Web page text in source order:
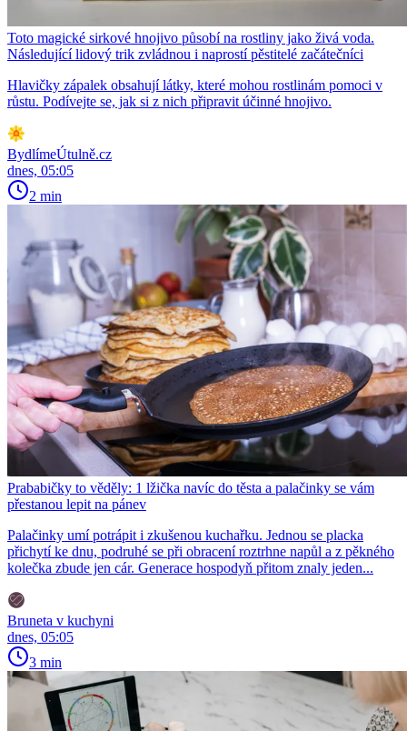
Toto magické sirkové hnojivo působí na rostliny jako živá voda.
Následující lidový trik zvládnou i naprostí pěstitelé začátečníci
Hlavičky zápalek obsahují látky, které mohou rostlinám pomoci v
růstu. Podívejte se, jak si z nich připravit účinné hnojivo.
BydlímeÚtulně.cz
dnes, 05:05
2 min
Prababičky to věděly: 1 lžička navíc do těsta a palačinky se vám
přestanou lepit na pánev
Palačinky umí potrápit i zkušenou kuchařku. Jednou se placka
přichytí ke dnu, podruhé se při obracení roztrhne napůl a z pěkného
kolečka zbude jen cár. Generace hospodyň přitom znaly jeden...
Bruneta v kuchyni
dnes, 05:05
3 min